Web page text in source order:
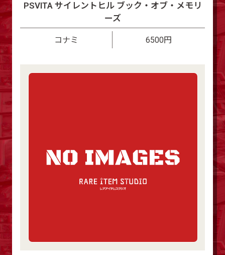
PSVITA サイレントヒル ブック・オブ・メモリ
ーズ
コナミ 6500円